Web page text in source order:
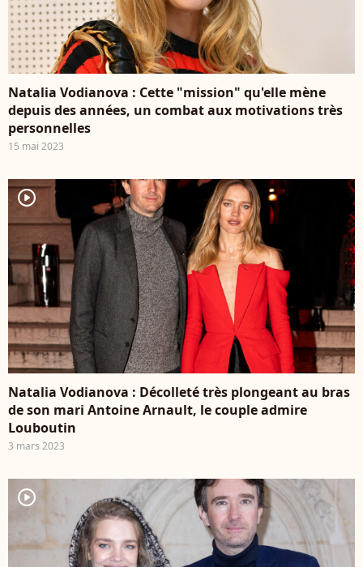
Natalia Vodianova : Cette "mission" qu'elle mène
depuis des années, un combat aux motivations très
personnelles
15 mai 2023
player2
Natalia Vodianova : Décolleté très plongeant au bras
de son mari Antoine Arnault, le couple admire
Louboutin
3 mars 2023
player2